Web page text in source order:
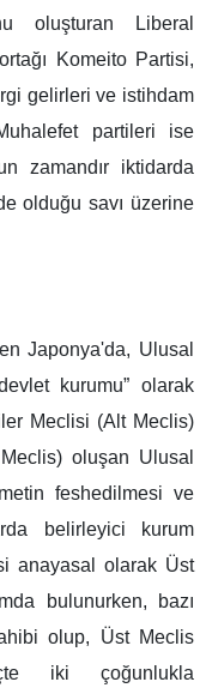
oluşturan Liberal
Komeito Partisi,
gelirleri ve istihdam
partileri ise
zamandır iktidarda
olduğu savı üzerine
Japonya'da, Ulusal
kurumu” olarak
Meclisi (Alt Meclis)
oluşan Ulusal
feshedilmesi ve
belirleyici kurum
anayasal olarak Üst
bulunurken, bazı
olup, Üst Meclis
iki çoğunlukla